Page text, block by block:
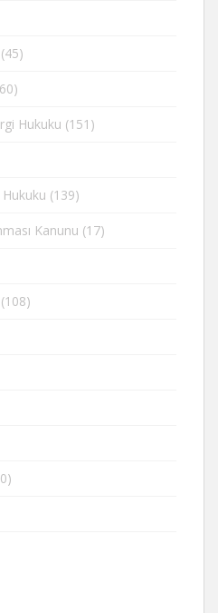
(45)
Hukuku (151)
(139)
Kanunu (17)
(108)